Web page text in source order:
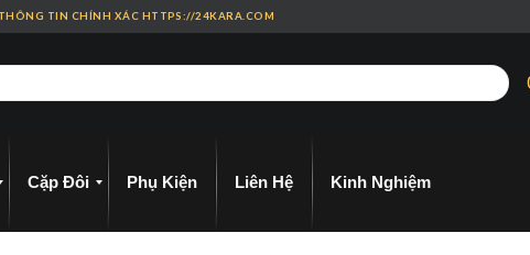
TIN CHÍNH XÁC HTTPS://24KARA.COM
Cặp Đôi Phụ Kiện Liên Hệ Kinh Nghiệm